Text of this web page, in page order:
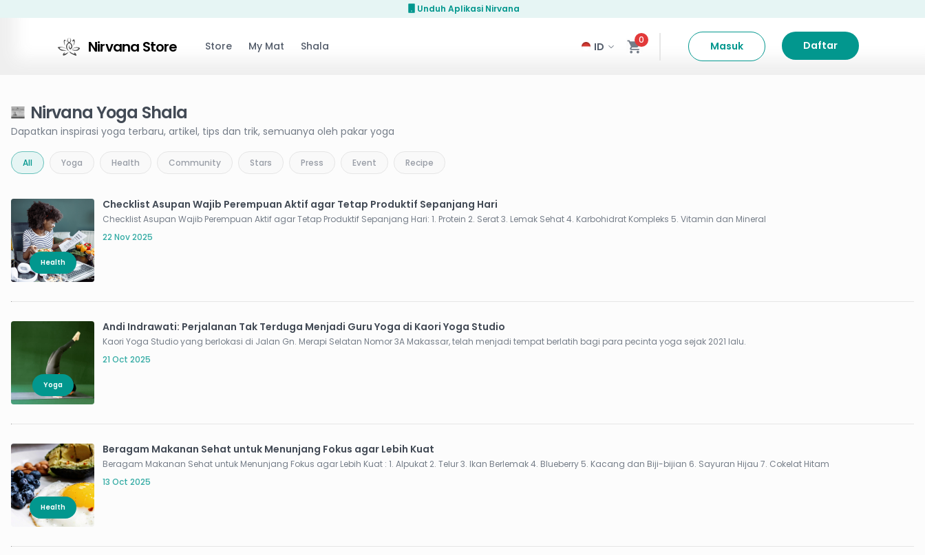
Unduh Aplikasi Nirvana
Nirvana Store Store My Mat Shala 0 Masuk Daftar
Nirvana Yoga Shala
Dapatkan inspirasi yoga terbaru, artikel, tips dan trik, semuanya oleh pakar yoga
All Yoga Health Community Stars Press Event Recipe
Health
Checklist Asupan Wajib Perempuan Aktif agar Tetap Produktif Sepanjang Hari
Checklist Asupan Wajib Perempuan Aktif agar Tetap Produktif Sepanjang Hari: 1. Protein 2. Serat 3. Lemak Sehat 4. Karbohidrat Kompleks 5. Vitamin dan Mineral
22 Nov 2025
Yoga
Andi Indrawati: Perjalanan Tak Terduga Menjadi Guru Yoga di Kaori Yoga Studio
Kaori Yoga Studio yang berlokasi di Jalan Gn. Merapi Selatan Nomor 3A Makassar, telah menjadi tempat berlatih bagi para pecinta yoga sejak 2021 lalu.
21 Oct 2025
Health
Beragam Makanan Sehat untuk Menunjang Fokus agar Lebih Kuat
Beragam Makanan Sehat untuk Menunjang Fokus agar Lebih Kuat : 1. Alpukat 2. Telur 3. Ikan Berlemak 4. Blueberry 5. Kacang dan Biji-bijian 6. Sayuran Hijau 7. Cokelat Hitam
13 Oct 2025